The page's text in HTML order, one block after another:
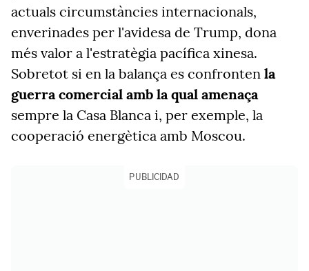
actuals circumstàncies internacionals,
enverinades per l'avidesa de Trump, dona
més valor a l'estratègia pacífica xinesa.
Sobretot si en la balança es confronten la
guerra comercial amb la qual amenaça
sempre la Casa Blanca i, per exemple, la
cooperació energètica amb Moscou.
PUBLICIDAD